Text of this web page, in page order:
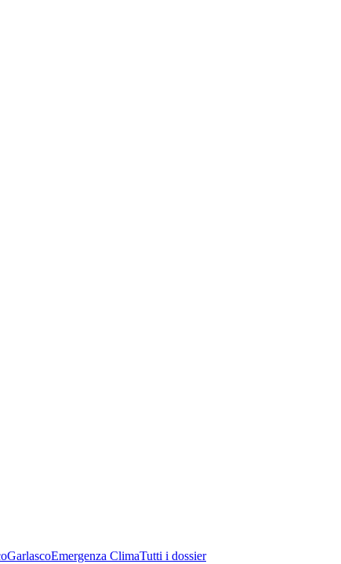
GarlascoEmergenza ClimaTutti i dossier